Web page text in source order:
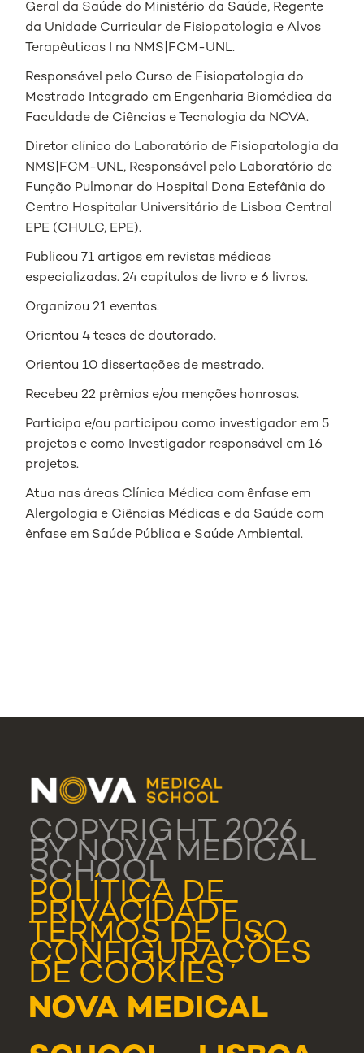
Geral da Saúde do Ministério da Saúde, Regente
da Unidade Curricular de Fisiopatologia e Alvos
Terapêuticas I na NMS|FCM-UNL.
Responsável pelo Curso de Fisiopatologia do
Mestrado Integrado em Engenharia Biomédica da
Faculdade de Ciências e Tecnologia da NOVA.
Diretor clínico do Laboratório de Fisiopatologia da
NMS|FCM-UNL, Responsável pelo Laboratório de
Função Pulmonar do Hospital Dona Estefânia do
Centro Hospitalar Universitário de Lisboa Central
EPE (CHULC, EPE).
Publicou 71 artigos em revistas médicas
especializadas. 24 capítulos de livro e 6 livros.
Organizou 21 eventos.
Orientou 4 teses de doutorado.
Orientou 10 dissertações de mestrado.
Recebeu 22 prêmios e/ou menções honrosas.
Participa e/ou participou como investigador em 5
projetos e como Investigador responsável em 16
projetos.
Atua nas áreas Clínica Médica com ênfase em
Alergologia e Ciências Médicas e da Saúde com
ênfase em Saúde Pública e Saúde Ambiental.
COPYRIGHT 2026
BY NOVA MEDICAL
SCHOOL
POLÍTICA DE
PRIVACIDADE
TERMOS DE USO
CONFIGURAÇÕES
DE COOKIES
NOVA MEDICAL